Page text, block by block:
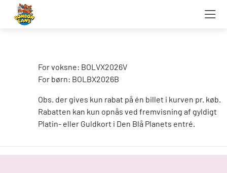
For voksne: BOLVX2026V
For børn: BOLBX2026B
Obs. der gives kun rabat på én billet i kurven pr. køb.
Rabatten kan kun opnås ved fremvisning af gyldigt
Platin- eller Guldkort i Den Blå Planets entré.